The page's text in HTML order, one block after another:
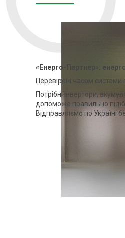
«Енерго-Партнер»:
Перевірені часом
Потрібні інвертори,
допоможе правильно
Відправляємо по Україні